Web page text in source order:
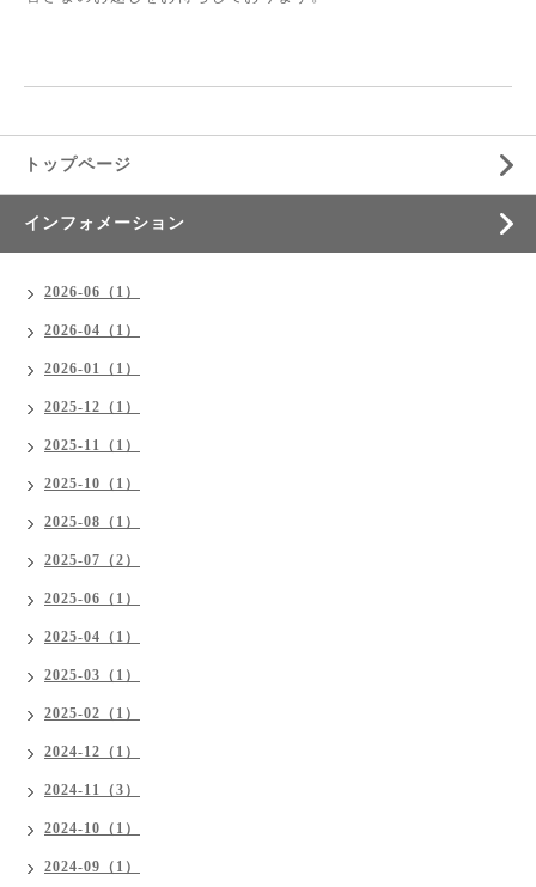
トップページ
インフォメーション
2026-06（1）
2026-04（1）
2026-01（1）
2025-12（1）
2025-11（1）
2025-10（1）
2025-08（1）
2025-07（2）
2025-06（1）
2025-04（1）
2025-03（1）
2025-02（1）
2024-12（1）
2024-11（3）
2024-10（1）
2024-09（1）